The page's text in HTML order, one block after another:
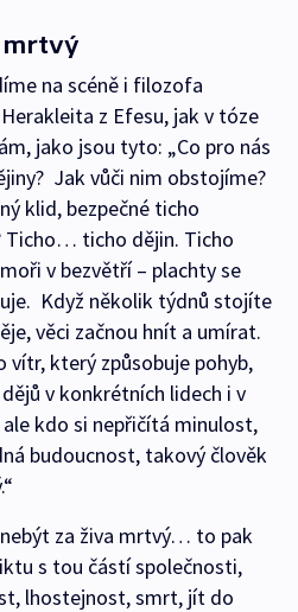
mrtvý
na scéně i filozofa
z Efesu, jak v tóze
jako jsou tyto: „Co pro nás
Jak vůči nim obstojíme?
klid, bezpečné ticho
Ticho… ticho dějin. Ticho
v bezvětří – plachty se
Když několik týdnů stojíte
věci začnou hnít a umírat.
vítr, který způsobuje pohyb,
v konkrétních lidech i v
kdo si nepřičítá minulost,
budoucnost, takový člověk
za živa mrtvý… to pak
s tou částí společnosti,
lhostejnost, smrt, jít do